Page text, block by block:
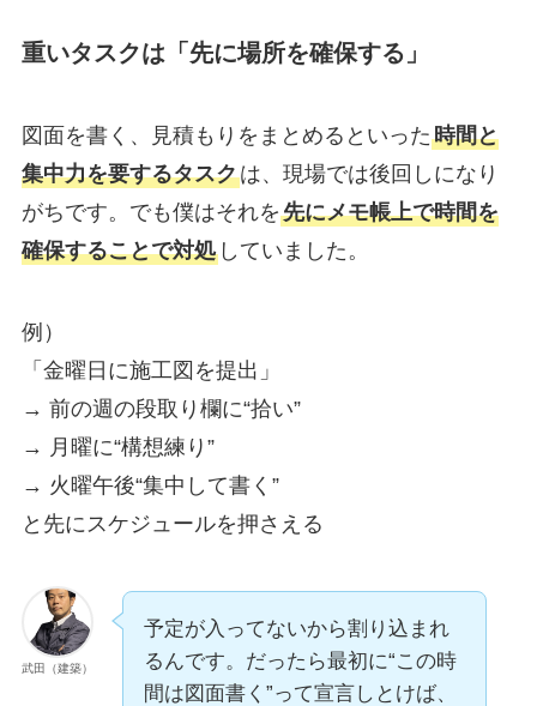
重いタスクは「先に場所を確保する」
図面を書く、見積もりをまとめるといった時間と
集中力を要するタスクは、現場では後回しになり
がちです。でも僕はそれを先にメモ帳上で時間を
確保することで対処していました。
例）
「金曜日に施工図を提出」
→ 前の週の段取り欄に“拾い”
→ 月曜に“構想練り”
→ 火曜午後“集中して書く”
と先にスケジュールを押さえる
武田（建築）
予定が入ってないから割り込まれ
るんです。だったら最初に“この時
間は図面書く”って宣言しとけば、